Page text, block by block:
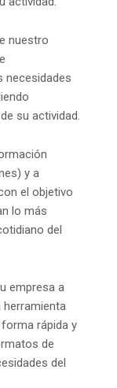
nuestro
necesidades
su actividad.
y a
el objetivo
lo más
del
empresa a
herramienta
rápida y
de
del